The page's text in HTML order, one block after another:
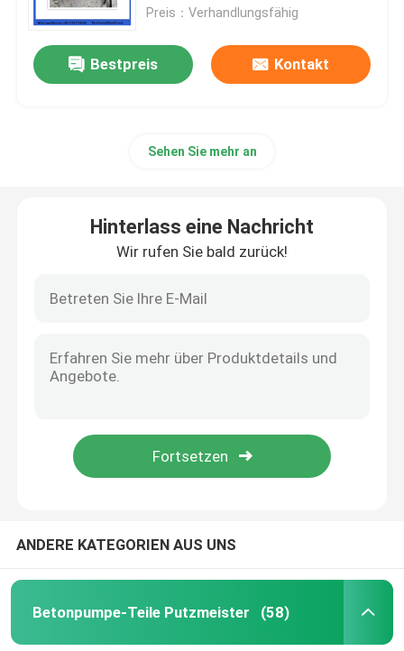
Preis：Verhandlungsfähig
Bestpreis Kontakt
Sehen Sie mehr an
Hinterlass eine Nachricht
Wir rufen Sie bald zurück!
ANDERE KATEGORIEN AUS UNS
Betonpumpe-Teile Putzmeister (58)